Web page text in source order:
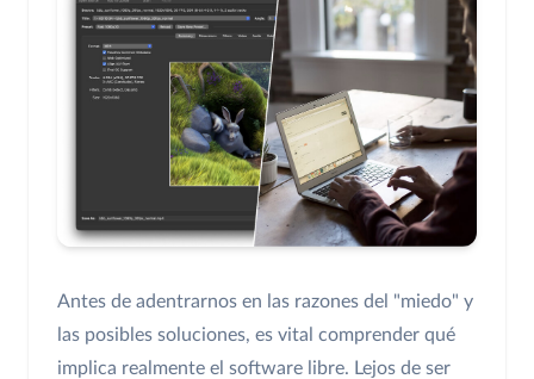
Antes de adentrarnos en las razones del "miedo" y
las posibles soluciones, es vital comprender qué
implica realmente el software libre. Lejos de ser